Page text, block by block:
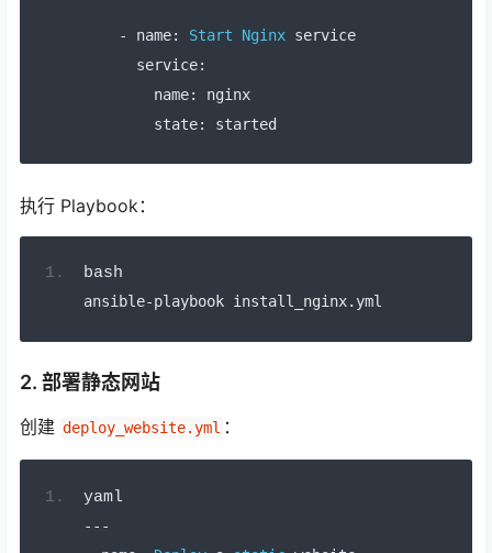
- name: Start Nginx service
      service
:
        name
:
nginx
        state
: started
执行 Playbook：
bash
ansible-playbook install_nginx. yml
2. 部署静态网站
创建 deploy_website.yml ：
yaml
---